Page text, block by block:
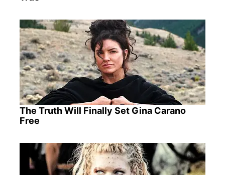
The Truth Will Finally Set Gina Carano
Free